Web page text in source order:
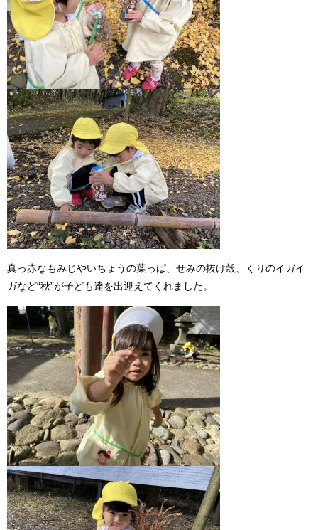
真っ赤なもみじやいちょうの葉っぱ、せみの抜け殻、くりのイガイ
ガなど“秋”が子ども達を出迎えてくれました。